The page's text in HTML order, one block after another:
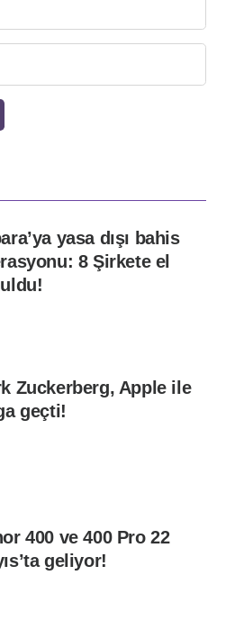
yasa dışı bahis
8 Şirkete el
Zuckerberg, Apple ile
geçti!
400 ve 400 Pro 22
geliyor!